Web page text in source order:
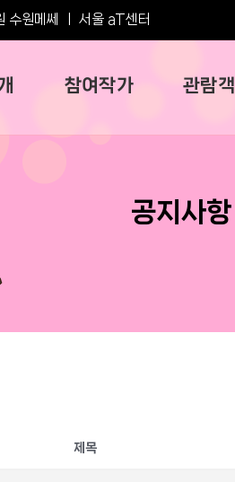
수원메쎄 서울 aT센터
참여작가 관람객
공지사항
제목